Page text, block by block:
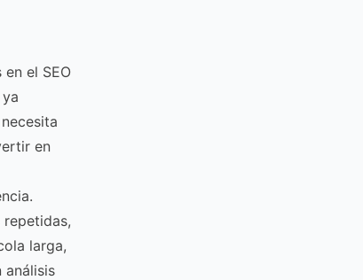
el SEO
en
larga,
análisis